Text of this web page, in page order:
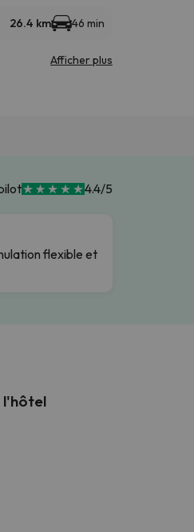
26.4 km 46 min
Afficher plus
4.4/5
flexible et
l'hôtel